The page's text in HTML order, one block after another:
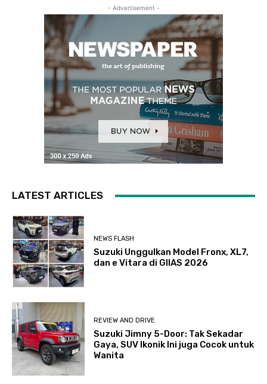
- Advertisement -
LATEST ARTICLES
NEWS FLASH
Suzuki Unggulkan Model Fronx, XL7,
dan e Vitara di GIIAS 2026
REVIEW AND DRIVE
Suzuki Jimny 5-Door: Tak Sekadar
Gaya, SUV Ikonik Ini juga Cocok untuk
Wanita